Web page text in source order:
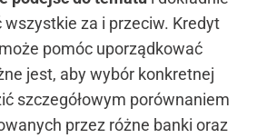
za i przeciw. Kredyt
pomóc uporządkować
jest, aby wybór konkretnej
szczegółowym porównaniem
przez różne banki oraz